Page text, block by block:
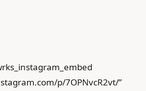
p/7OPNvcR2vt/”